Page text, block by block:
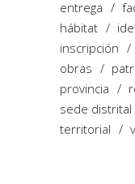
entrega
hábitat
inscripción
obras
provincia
sede distrital
territorial